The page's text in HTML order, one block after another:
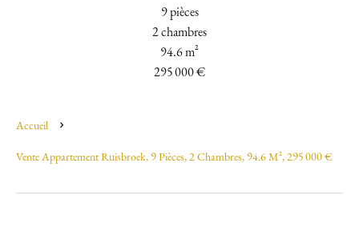
9 pièces
2 chambres
94.6 m²
295 000 €
Accueil
Vente Appartement Ruisbroek, 9 Pièces, 2 Chambres, 94.6 M², 295 000 €